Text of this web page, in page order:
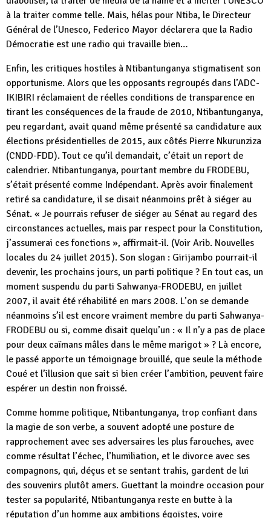
à la traiter comme telle. Mais, hélas pour Ntiba, le Directeur
Général de l’Unesco, Federico Mayor déclarera que la Radio
Démocratie est une radio qui travaille bien…
Enfin, les critiques hostiles à Ntibantunganya stigmatisent son
opportunisme. Alors que les opposants regroupés dans l’ADC-
IKIBIRI réclamaient de réelles conditions de transparence en
tirant les conséquences de la fraude de 2010, Ntibantunganya,
peu regardant, avait quand même présenté sa candidature aux
élections présidentielles de 2015, aux côtés Pierre Nkurunziza
(CNDD-FDD). Tout ce qu’il demandait, c’était un report de
calendrier. Ntibantunganya, pourtant membre du FRODEBU,
s’était présenté comme Indépendant. Après avoir finalement
retiré sa candidature, il se disait néanmoins prêt à siéger au
Sénat. « Je pourrais refuser de siéger au Sénat au regard des
circonstances actuelles, mais par respect pour la Constitution,
j’assumerai ces fonctions », affirmait-il. (Voir Arib. Nouvelles
locales du 24 juillet 2015). Son slogan : Girijambo pourrait-il
devenir, les prochains jours, un parti politique ? En tout cas, un
moment suspendu du parti Sahwanya-FRODEBU, en juillet
2007, il avait été réhabilité en mars 2008. L’on se demande
néanmoins s’il est encore vraiment membre du parti Sahwanya-
FRODEBU ou si, comme disait quelqu’un : « Il n’y a pas de place
pour deux caïmans mâles dans le même marigot » ? Là encore,
le passé apporte un témoignage brouillé, que seule la méthode
Coué et l’illusion que sait si bien créer l’ambition, peuvent faire
espérer un destin non froissé.
Comme homme politique, Ntibantunganya, trop confiant dans
la magie de son verbe, a souvent adopté une posture de
rapprochement avec ses adversaires les plus farouches, avec
comme résultat l’échec, l’humiliation, et le divorce avec ses
compagnons, qui, déçus et se sentant trahis, gardent de lui
des souvenirs plutôt amers. Guettant la moindre occasion pour
tester sa popularité, Ntibantunganya reste en butte à la
réputation d’un homme aux ambitions égoïstes, voire